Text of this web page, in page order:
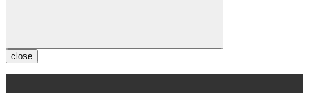
close